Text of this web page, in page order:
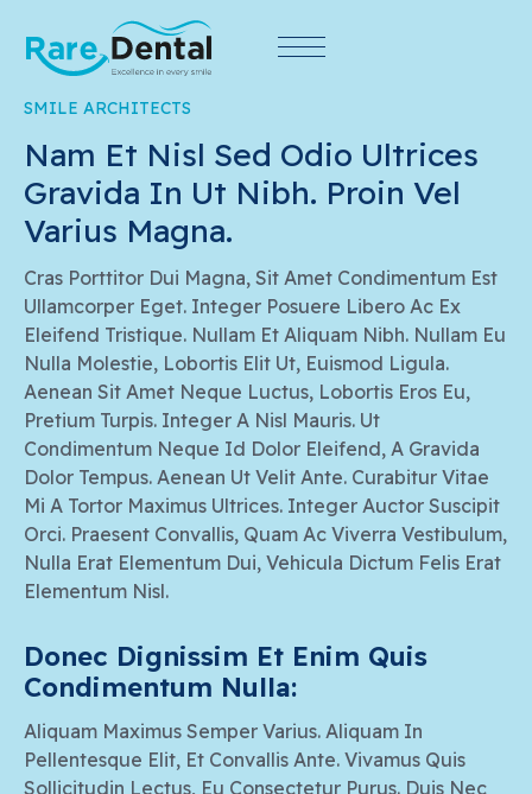
SMILE ARCHITECTS
Nam Et Nisl Sed Odio Ultrices
Gravida In Ut Nibh. Proin Vel
Varius Magna.
Cras Porttitor Dui Magna, Sit Amet Condimentum Est
Ullamcorper Eget. Integer Posuere Libero Ac Ex
Eleifend Tristique. Nullam Et Aliquam Nibh. Nullam Eu
Nulla Molestie, Lobortis Elit Ut, Euismod Ligula.
Aenean Sit Amet Neque Luctus, Lobortis Eros Eu,
Pretium Turpis. Integer A Nisl Mauris. Ut
Condimentum Neque Id Dolor Eleifend, A Gravida
Dolor Tempus. Aenean Ut Velit Ante. Curabitur Vitae
Mi A Tortor Maximus Ultrices. Integer Auctor Suscipit
Orci. Praesent Convallis, Quam Ac Viverra Vestibulum,
Nulla Erat Elementum Dui, Vehicula Dictum Felis Erat
Elementum Nisl.
Donec Dignissim Et Enim Quis
Condimentum Nulla:
Aliquam Maximus Semper Varius. Aliquam In
Pellentesque Elit, Et Convallis Ante. Vivamus Quis
Sollicitudin Lectus, Eu Consectetur Purus. Duis Nec